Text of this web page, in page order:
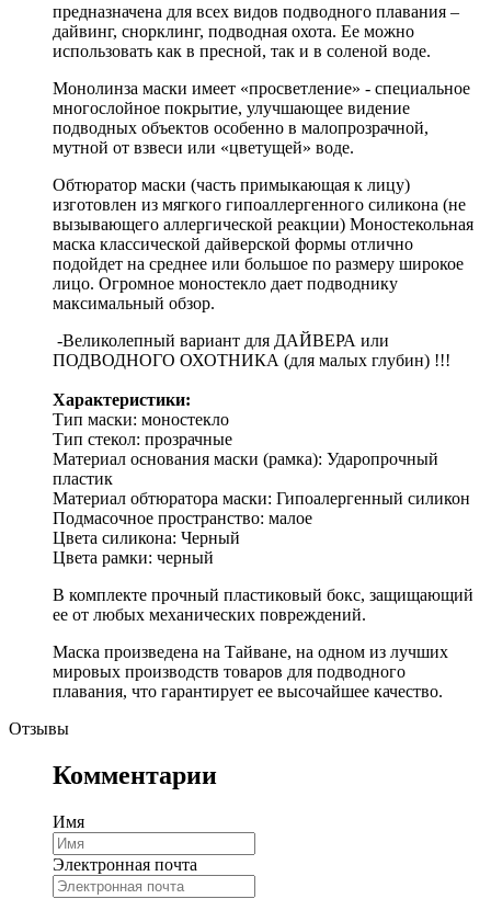
предназначена для всех видов подводного плавания –
дайвинг, снорклинг, подводная охота. Ее можно
использовать как в пресной, так и в соленой воде.
Монолинза маски имеет «просветление» - специальное
многослойное покрытие, улучшающее видение
подводных объектов особенно в малопрозрачной,
мутной от взвеси или «цветущей» воде.
Обтюратор маски (часть примыкающая к лицу)
изготовлен из мягкого гипоаллергенного силикона (не
вызывающего аллергической реакции) Моностекольная
маска классической дайверской формы отлично
подойдет на среднее или большое по размеру широкое
лицо. Огромное моностекло дает подводнику
максимальный обзор.
-Великолепный вариант для ДАЙВЕРА или
ПОДВОДНОГО ОХОТНИКА (для малых глубин) !!!
Характеристики:
Тип маски: моностекло
Тип стекол: прозрачные
Материал основания маски (рамка): Ударопрочный
пластик
Материал обтюратора маски: Гипоалергенный силикон
Подмасочное пространство: малое
Цвета силикона: Черный
Цвета рамки: черный
В комплекте прочный пластиковый бокс, защищающий
ее от любых механических повреждений.
Маска произведена на Тайване, на одном из лучших
мировых производств товаров для подводного
плавания, что гарантирует ее высочайшее качество.
Отзывы
Комментарии
Имя
Электронная почта